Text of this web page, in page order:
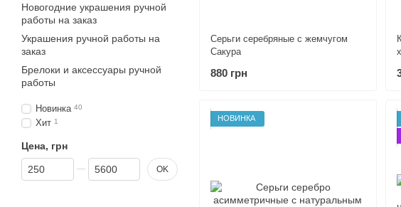
Серьги серебряные с жемчугом
Сакура
880 грн
НОВИНКА
Новогодние украшения ручной
работы на заказ
Украшения ручной работы на
заказ
Брелоки и аксессуары ручной
работы
Новинка 40
Хит 1
Цена, грн
От Цена, грн
До Цена, грн OK